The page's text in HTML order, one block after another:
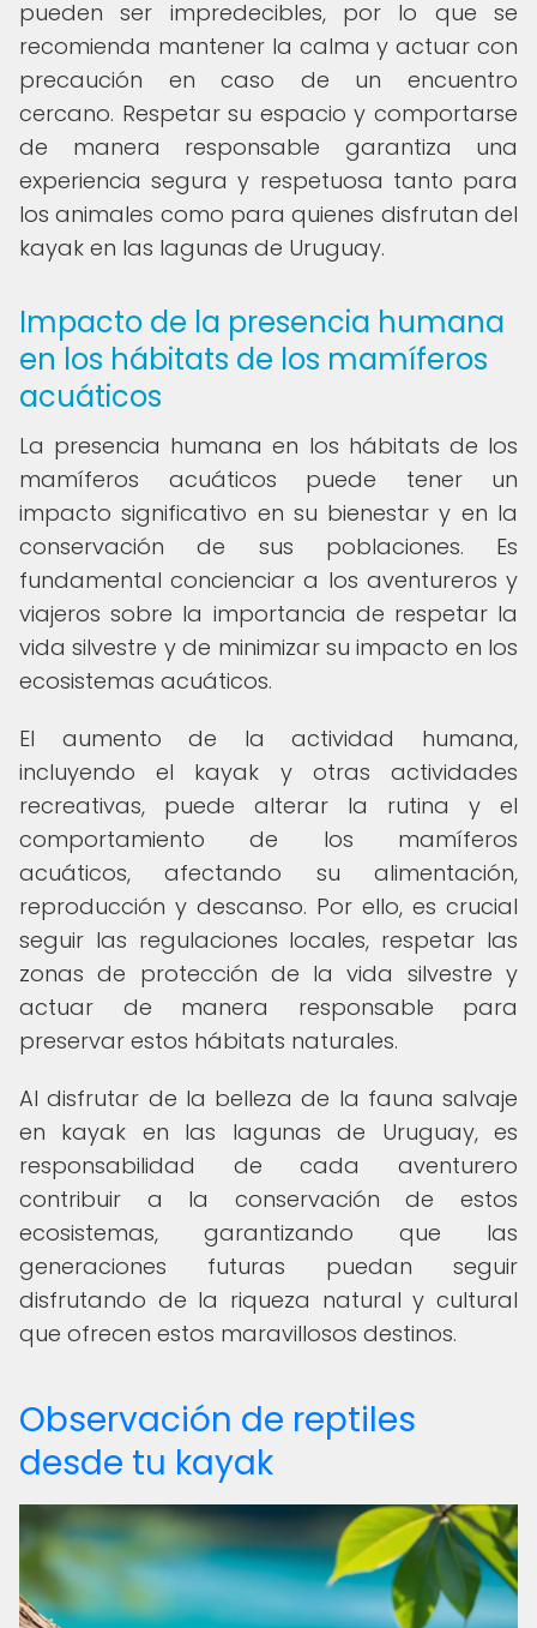
pueden ser impredecibles, por lo que se
recomienda mantener la calma y actuar con
precaución en caso de un encuentro
cercano. Respetar su espacio y comportarse
de manera responsable garantiza una
experiencia segura y respetuosa tanto para
los animales como para quienes disfrutan del
kayak en las lagunas de Uruguay.
Impacto de la presencia humana
en los hábitats de los mamíferos
acuáticos
La presencia humana en los hábitats de los
mamíferos acuáticos puede tener un
impacto significativo en su bienestar y en la
conservación de sus poblaciones. Es
fundamental concienciar a los aventureros y
viajeros sobre la importancia de respetar la
vida silvestre y de minimizar su impacto en los
ecosistemas acuáticos.
El aumento de la actividad humana,
incluyendo el kayak y otras actividades
recreativas, puede alterar la rutina y el
comportamiento de los mamíferos
acuáticos, afectando su alimentación,
reproducción y descanso. Por ello, es crucial
seguir las regulaciones locales, respetar las
zonas de protección de la vida silvestre y
actuar de manera responsable para
preservar estos hábitats naturales.
Al disfrutar de la belleza de la fauna salvaje
en kayak en las lagunas de Uruguay, es
responsabilidad de cada aventurero
contribuir a la conservación de estos
ecosistemas, garantizando que las
generaciones futuras puedan seguir
disfrutando de la riqueza natural y cultural
que ofrecen estos maravillosos destinos.
Observación de reptiles
desde tu kayak